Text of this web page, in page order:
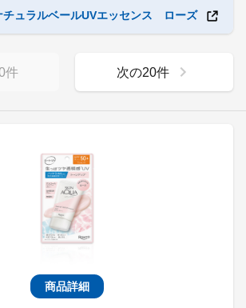
商品詳細
ュラルベールUVエッセンス ローズ
件 次の20件